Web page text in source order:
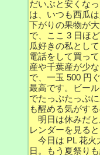
だいぶと安くな
は、いつも西瓜
下がりの果物が
で、ここ 3 日ほ
瓜好きの私とし
電話をして買っ
産や千葉産が少
で、一玉 500 円
最高です。ビー
でたっぷたっぷ
も醒める気がす
明日は休みだと
レンダーを見る
今日は PL 花火
日。もう夏祭り